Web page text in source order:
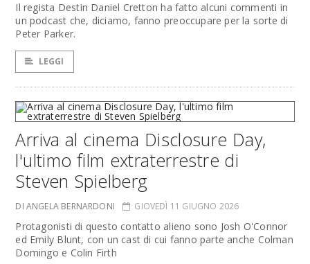
Il regista Destin Daniel Cretton ha fatto alcuni commenti in
un podcast che, diciamo, fanno preoccupare per la sorte di
Peter Parker.
LEGGI
Arriva al cinema Disclosure Day,
l'ultimo film extraterrestre di
Steven Spielberg
DI ANGELA BERNARDONI GIOVEDÌ 11 GIUGNO 2026
Protagonisti di questo contatto alieno sono Josh O'Connor
ed Emily Blunt, con un cast di cui fanno parte anche Colman
Domingo e Colin Firth